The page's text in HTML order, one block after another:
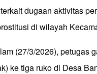
dugaan aktivitas
di wilayah
(27/3/2026), petugas
ke tiga ruko di Desa